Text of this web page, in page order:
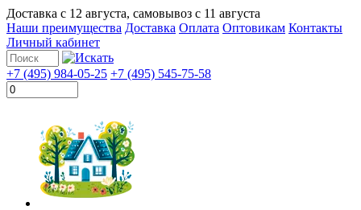
Доставка с 12 августа, самовывоз с 11 августа
Наши преимущества Доставка Оплата Оптовикам Контакты
Личный кабинет
+7 (495) 984-05-25 +7 (495) 545-75-58